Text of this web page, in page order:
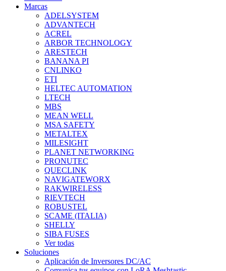
Marcas
ADELSYSTEM
ADVANTECH
ACREL
ARBOR TECHNOLOGY
ARESTECH
BANANA PI
CNLINKO
ETI
HELTEC AUTOMATION
LTECH
MBS
MEAN WELL
MSA SAFETY
METALTEX
MILESIGHT
PLANET NETWORKING
PRONUTEC
QUECLINK
NAVIGATEWORX
RAKWIRELESS
RIEVTECH
ROBUSTEL
SCAME (ITALIA)
SHELLY
SIBA FUSES
Ver todas
Soluciones
Aplicación de Inversores DC/AC